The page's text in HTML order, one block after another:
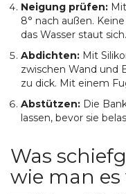
Neigung prüfen:
8° nach außen.
das Wasser staut sich.
Abdichten: Mit
zwischen Wand und
zu dick. Mit einem
Abstützen: Die
lassen, bevor sie
Was
wie man